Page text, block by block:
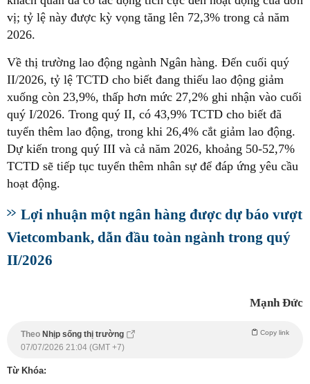
vị; tỷ lệ này được kỳ vọng tăng lên 72,3% trong cả năm
2026.
Về thị trường lao động ngành Ngân hàng. Đến cuối quý
II/2026, tỷ lệ TCTD cho biết đang thiếu lao động giảm
xuống còn 23,9%, thấp hơn mức 27,2% ghi nhận vào cuối
quý I/2026. Trong quý II, có 43,9% TCTD cho biết đã
tuyển thêm lao động, trong khi 26,4% cắt giảm lao động.
Dự kiến trong quý III và cả năm 2026, khoảng 50-52,7%
TCTD sẽ tiếp tục tuyển thêm nhân sự để đáp ứng yêu cầu
hoạt động.
Lợi nhuận một ngân hàng được dự báo vượt
Vietcombank, dẫn đầu toàn ngành trong quý
II/2026
Mạnh Đức
Theo Nhịp sống thị trường Copy link
07/07/2026 21:04 (GMT +7)
Từ Khóa: